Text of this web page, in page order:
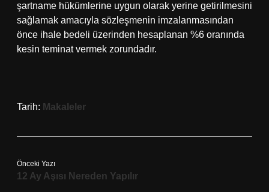
şartname hükümlerine uygun olarak yerine getirilmesini
sağlamak amacıyla sözleşmenin imzalanmasından
önce ihale bedeli üzerinden hesaplanan %6 oranında
kesin teminat vermek zorundadır.
Tarih: Makaleler
Önceki Yazı
12 Ay Aşısı Nereden Yapılır